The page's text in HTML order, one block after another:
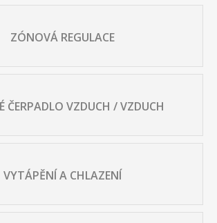
ZÓNOVÁ REGULACE
ČERPADLO VZDUCH / VZDUCH
VYTÁPĚNÍ A CHLAZENÍ